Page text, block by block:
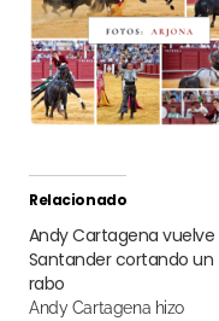
Relacionado
Andy Cartagena vuelve
Santander cortando un
rabo
Andy Cartagena hizo